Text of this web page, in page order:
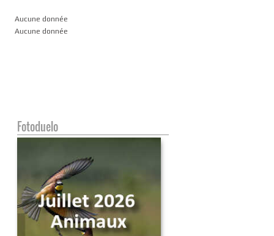
Aucune donnée
Aucune donnée
Fotoduelo